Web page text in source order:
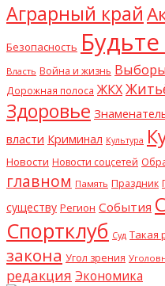
Аграрный край
Безопасность
Власть Война и жизнь Выборы
Дорожная полоса ЖКХ
Здоровье
власти Криминал Культура
Новости Новости соцсетей
главном Память Праздник
существу Регион События
Спортклуб Суд Такая
закона Угол зрения
редакция Экономика